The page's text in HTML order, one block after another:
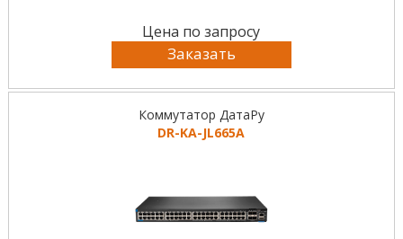
Цена по запросу
Заказать
Коммутатор ДатаРу
DR-KА-JL665A